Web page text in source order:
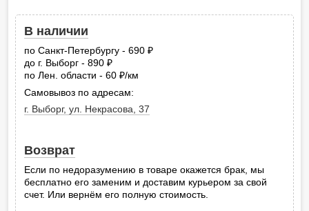
В наличии
по Санкт-Петербургу - 690
до г. Выборг - 890
по Лен. области - 60
руб.
/км
Самовывоз по адресам:
г. Выборг, ул. Некрасова, 37
Возврат
Если по недоразумению в товаре окажется брак, мы
бесплатно его заменим и доставим курьером за свой
счет. Или вернём его полную стоимость.